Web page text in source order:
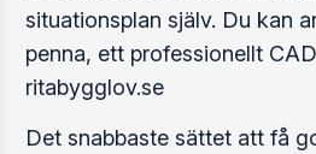
situationsplan själv. Du kan
penna, ett professionellt
ritabygglov.se
Det snabbaste sättet att få